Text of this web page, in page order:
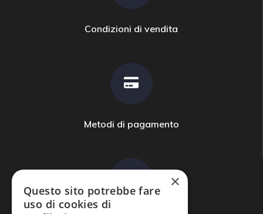
Condizioni di vendita
Metodi di pagamento
×
Questo sito potrebbe fare
uso di cookies di